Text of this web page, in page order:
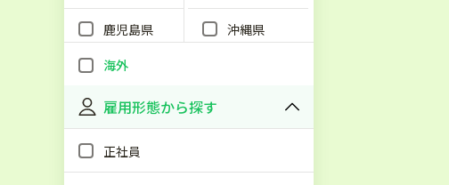
鹿児島県
沖縄県
海外
雇用形態から探す
正社員